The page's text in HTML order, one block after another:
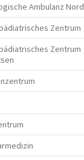
Ambulanz Nord
Zentrum
Zentrum